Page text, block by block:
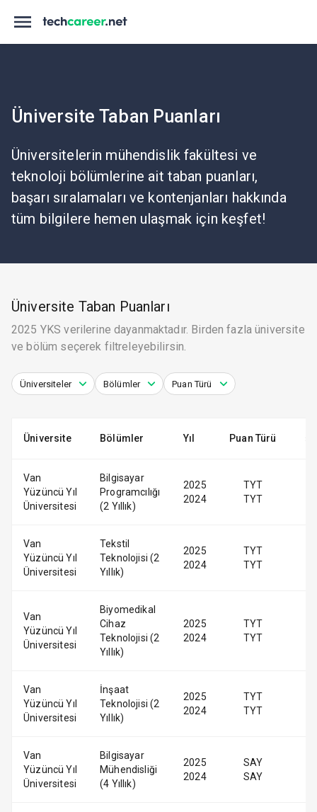
Üniversite Taban Puanları
Üniversitelerin mühendislik fakültesi ve
teknoloji bölümlerine ait taban puanları,
başarı sıralamaları ve kontenjanları hakkında
tüm bilgilere hemen ulaşmak için keşfet!
Üniversite Taban Puanları
2025 YKS verilerine dayanmaktadır. Birden fazla üniversite
ve bölüm seçerek filtreleyebilirsin.
Üniversiteler Bölümler Puan Türü
Üniversite Bölümler Yıl Puan Türü
Van
Yüzüncü Yıl
Üniversitesi
Bilgisayar
Programcılığı
(2 Yıllık)
2025
2024
TYT
TYT
Van
Yüzüncü Yıl
Üniversitesi
Tekstil
Teknolojisi (2
Yıllık)
2025
2024
TYT
TYT
Van
Yüzüncü Yıl
Üniversitesi
Biyomedikal
Cihaz
Teknolojisi (2
Yıllık)
2025
2024
TYT
TYT
Van
Yüzüncü Yıl
Üniversitesi
İnşaat
Teknolojisi (2
Yıllık)
2025
2024
TYT
TYT
Van
Yüzüncü Yıl
Üniversitesi
Bilgisayar
Mühendisliği
(4 Yıllık)
2025
2024
SAY
SAY